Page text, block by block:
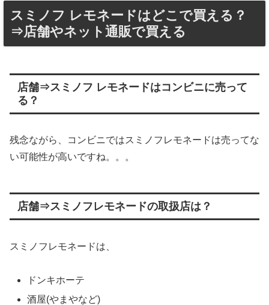
スミノフ レモネードはどこで買える？
⇒店舗やネット通販で買える
店舗⇒スミノフ レモネードはコンビニに売って
る？
残念ながら、コンビニではスミノフレモネードは売ってな
い可能性が高いですね。。。
店舗⇒スミノフレモネードの取扱店は？
スミノフレモネードは、
ドンキホーテ
酒屋(やまやなど)